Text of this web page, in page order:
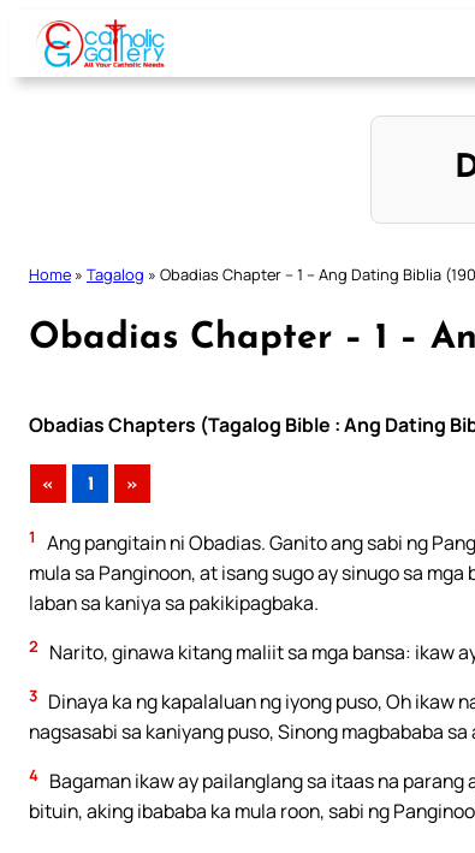
Skip
content
Home » Tagalog » Obadias Chapter – 1 – Ang Dating Biblia
Obadias Chapter – 1 –
Obadias Chapters (Tagalog Bible : Ang Dating
« 1 »
1
Ang pangitain ni Obadias. Ganito ang sabi ng
mula sa Panginoon, at isang sugo ay sinugo sa
laban sa kaniya sa pakikipagbaka.
2 Narito, ginawa kitang maliit sa mga bansa: ikaw
3 Dinaya ka ng kapalaluan ng iyong puso, Oh ikaw
nagsasabi sa kaniyang puso, Sinong magbababa sa
4 Bagaman ikaw ay pailanglang sa itaas na
bituin, aking ibababa ka mula roon, sabi ng